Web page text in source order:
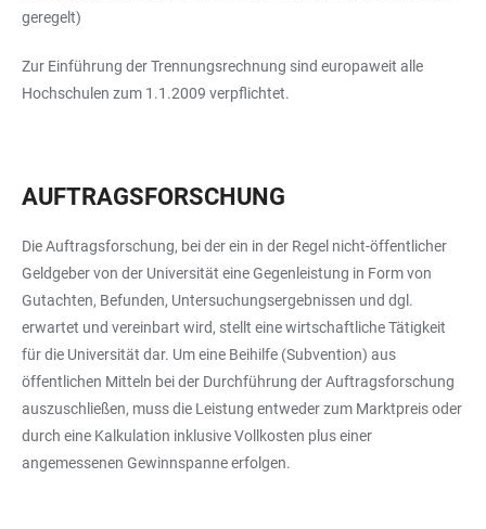
geregelt)
Zur Einführung der Trennungsrechnung sind europaweit alle
Hochschulen zum 1.1.2009 verpflichtet.
AUFTRAGSFORSCHUNG
Die Auftragsforschung, bei der ein in der Regel nicht-öffentlicher
Geldgeber von der Universität eine Gegenleistung in Form von
Gutachten, Befunden, Untersuchungsergebnissen und dgl.
erwartet und vereinbart wird, stellt eine wirtschaftliche Tätigkeit
für die Universität dar. Um eine Beihilfe (Subvention) aus
öffentlichen Mitteln bei der Durchführung der Auftragsforschung
auszuschließen, muss die Leistung entweder zum Marktpreis oder
durch eine Kalkulation inklusive Vollkosten plus einer
angemessenen Gewinnspanne erfolgen.